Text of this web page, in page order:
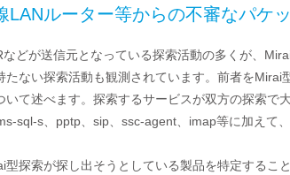
LANルーター等からの不審なパケ
どが送信元となっている探索活動の多くが、
たない探索活動も観測されています。前者を
て述べます。探索するサービスが双方の探索で
sql-s、pptp、sip、ssc-agent、imap等に加えて
探索が探し出そうとしている製品を特定するこ